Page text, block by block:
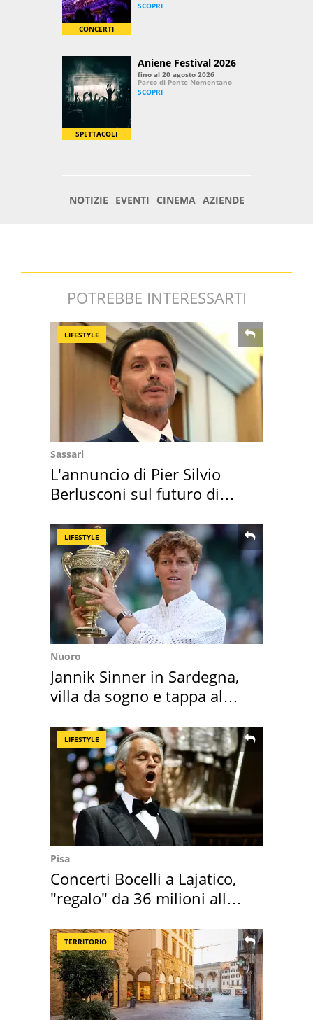
POTREBBE INTERESSARTI
LIFESTYLE
Sassari
L'annuncio di Pier Silvio
Berlusconi sul futuro di
LIFESTYLE
Nuoro
Jannik Sinner in Sardegna,
villa da sogno e tappa al
LIFESTYLE
Pisa
Concerti Bocelli a Lajatico,
"regalo" da 36 milioni alla
TERRITORIO